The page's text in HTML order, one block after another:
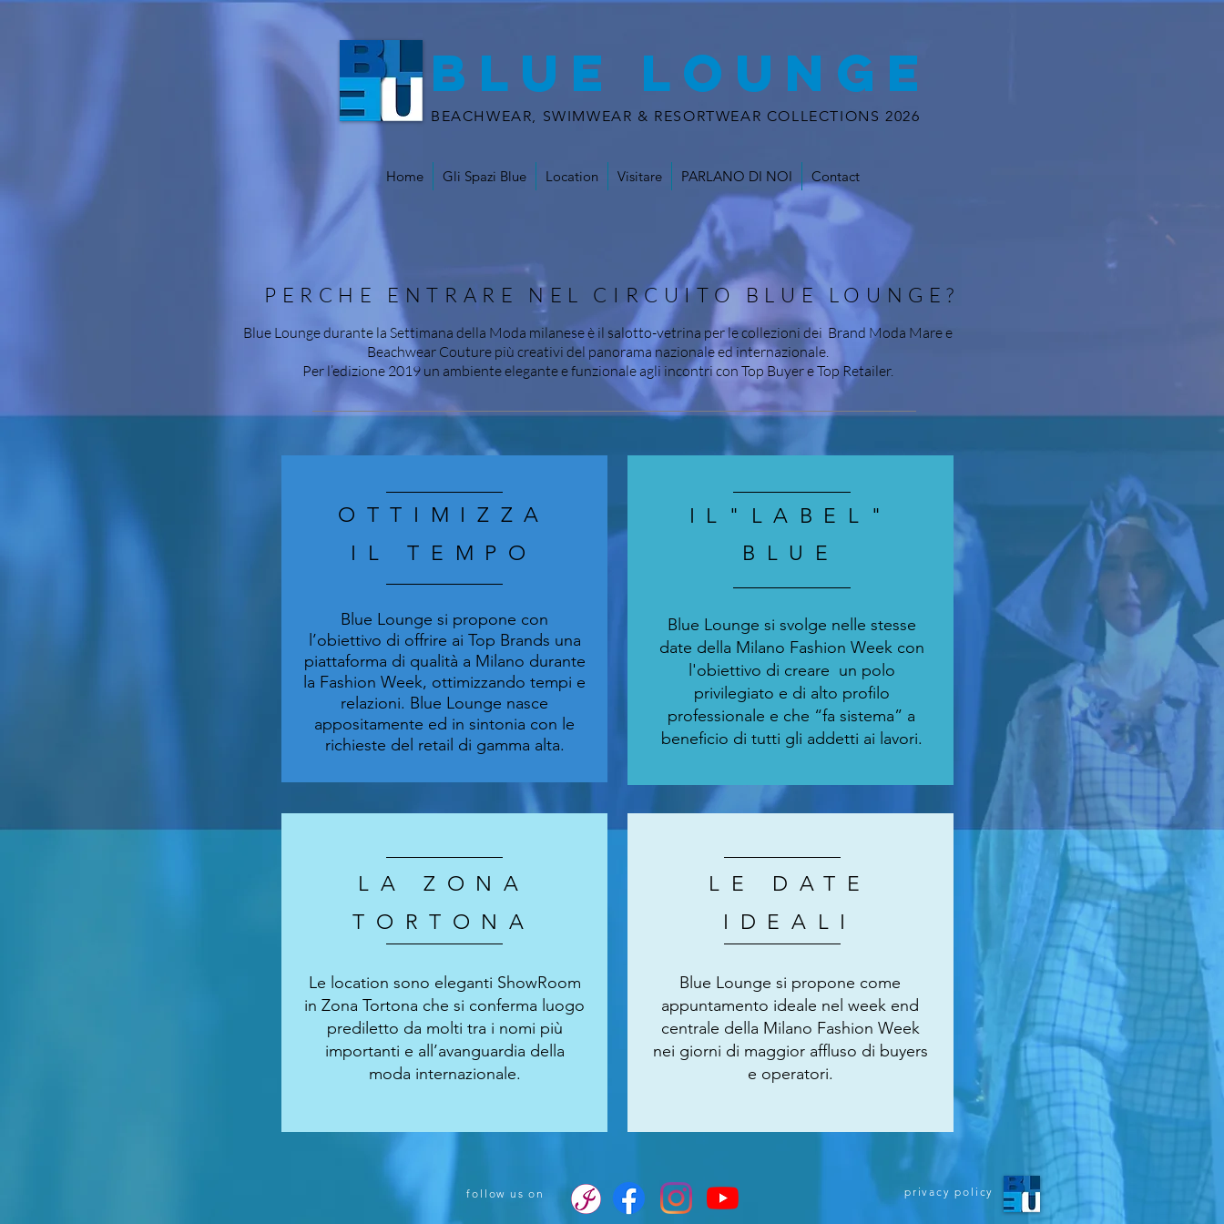
BLUE LOUNGE
BEACHWEAR, SWIMWEAR & RESORTWEAR COLLECTIONS 2026
Home Gli Spazi Blue Location Visitare PARLANO DI NOI Contact
PERCHE ENTRARE NEL CIRCUITO BLUE LOUNGE?
Blue Lounge durante la Settimana della Moda milanese è il salotto-vetrina per le collezioni dei Brand Moda Mare e
Beachwear Couture più creativi del panorama nazionale ed internazionale.
Per l’edizione 2019 un ambiente elegante e funzionale agli incontri con Top Buyer e Top Retailer.
OTTIMIZZA
IL TEMPO
Blue Lounge si propone con
l’obiettivo di offrire ai Top Brands una
piattaforma di qualità a Milano durante
la Fashion Week, ottimizzando tempi e
relazioni. Blue Lounge nasce
appositamente ed in sintonia con le
richieste del retail di gamma alta.
IL"LABEL"
BLUE
Blue Lounge si svolge nelle stesse
date della Milano Fashion Week con
l'obiettivo di creare un polo
privilegiato e di alto profilo
professionale e che “fa sistema” a
beneficio di tutti gli addetti ai lavori.
LA ZONA
TORTONA
Le location sono eleganti ShowRoom
in Zona Tortona che si conferma luogo
prediletto da molti tra i nomi più
importanti e all’avanguardia della
moda internazionale.
LE DATE
IDEALI
Blue Lounge si propone come
appuntamento ideale nel week end
centrale della Milano Fashion Week
nei giorni di maggior affluso di buyers
e operatori.
follow us on privacy policy